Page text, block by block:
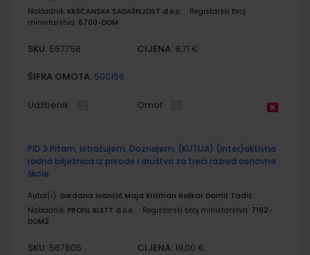
Nakladnik: KRŠĆANSKA SADAŠNJOST d.o.o.
Registarski broj
ministarstva: 6700-DOM
SKU: 567758 CIJENA: 8,71 €
ŠIFRA OMOTA: 500156
Udžbenik Omot
PID 3 Pitam, Istražujem, Doznajem; (KUTIJA) (inter)aktivna
radna bilježnica iz prirode i društva za treći razred osnovne
škole
Autor(i): Gordana Ivančić Maja Križman Roškar Damir Tadić
Nakladnik: PROFIL KLETT d.o.o. Registarski broj ministarstva: 7162-
DOM2
SKU: 567805 CIJENA: 19,00 €